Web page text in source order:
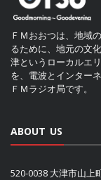
ＦＭおおつは、地域
るために、地元の文
津というローカルエ
を、電波とインター
ＦＭラジオ局です。
ABOUT US
520-0038 大津市山上